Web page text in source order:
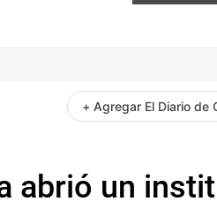
+ Agregar El Diario de
abrió un